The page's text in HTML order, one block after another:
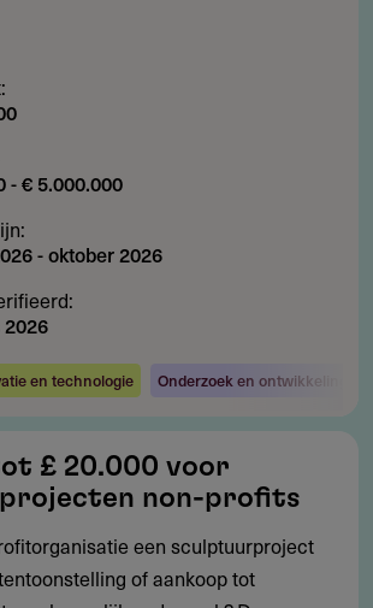
- € 5.000.000
-oktober 2026
en technologie Onderzoek en ontwikkeling
£ 20.000 voor
non-profits
een sculptuurproject
of aankoop tot